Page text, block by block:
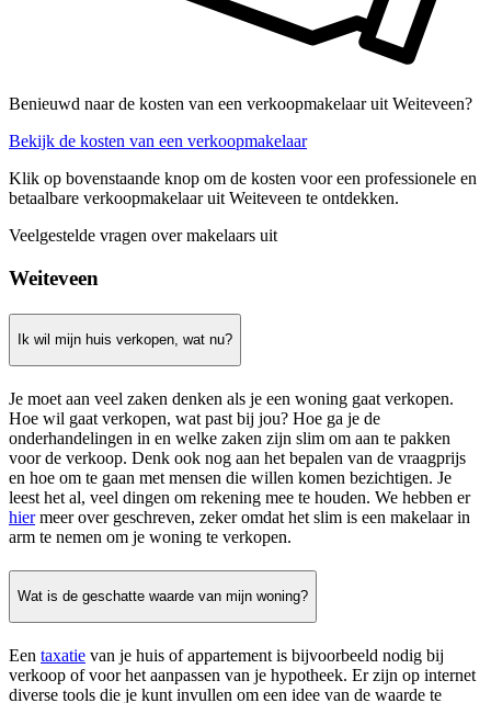
Benieuwd naar de kosten van een verkoopmakelaar uit Weiteveen?
Bekijk de kosten van een verkoopmakelaar
Klik op bovenstaande knop om de kosten voor een professionele en
betaalbare verkoopmakelaar uit Weiteveen te ontdekken.
Veelgestelde vragen over makelaars uit
Weiteveen
Ik wil mijn huis verkopen, wat nu?
Je moet aan veel zaken denken als je een woning gaat verkopen.
Hoe wil gaat verkopen, wat past bij jou? Hoe ga je de
onderhandelingen in en welke zaken zijn slim om aan te pakken
voor de verkoop. Denk ook nog aan het bepalen van de vraagprijs
en hoe om te gaan met mensen die willen komen bezichtigen. Je
leest het al, veel dingen om rekening mee te houden. We hebben er
hiermeer over geschreven, zeker omdat het slim is een makelaar in
arm te nemen om je woning te verkopen.
Wat is de geschatte waarde van mijn woning?
Een taxatie van je huis of appartement is bijvoorbeeld nodig bij
verkoop of voor het aanpassen van je hypotheek. Er zijn op internet
diverse tools die je kunt invullen om een idee van de waarde te